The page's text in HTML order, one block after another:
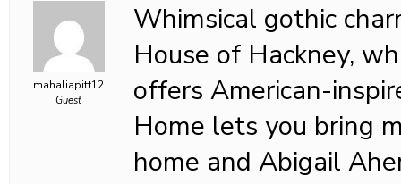
mahaliapitt12
Guest
Whimsical gothic
House of Hackney,
offers American-
Home lets you bring
home and Abigail